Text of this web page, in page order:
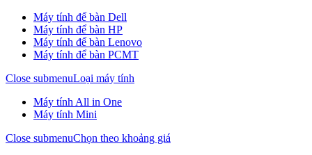
Máy tính để bàn Dell
Máy tính để bàn HP
Máy tính để bàn Lenovo
Máy tính để bàn PCMT
Close submenuLoại máy tính
Máy tính All in One
Máy tính Mini
Close submenuChọn theo khoảng giá